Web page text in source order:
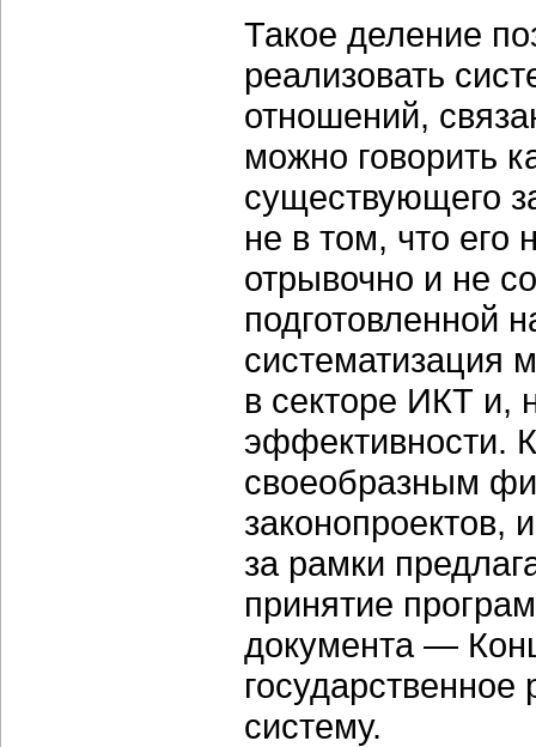
Такое деление
реализовать
отношений,
можно говорить
существующего
не в том, что его
отрывочно и не
подготовленной
систематизация
в секторе ИКТ и,
эффективности.
своеобразным
законопроектов,
за рамки
принятие
документа —
систему.